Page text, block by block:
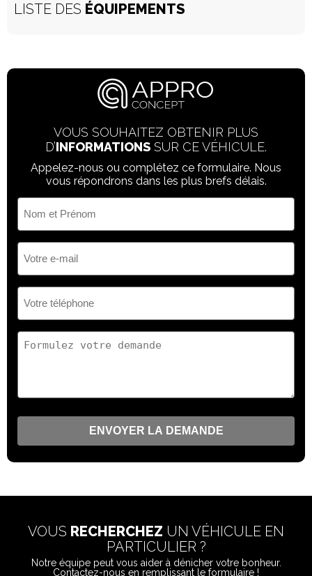
LISTE DES ÉQUIPEMENTS
VOUS SOUHAITEZ OBTENIR PLUS
D’INFORMATIONS SUR CE VÉHICULE.
Appelez-nous ou complétez ce formulaire. Nous
vous répondrons dans les plus brefs délais.
Prénom
(Nécessaire)
mail
(Nécessaire)
(Nécessaire)
demande
VOUS RECHERCHEZ UN VÉHICULE EN
PARTICULIER ?
Notre équipe peut vous aider à dénicher votre bonheur.
Contactez-nous en remplissant le formulaire !